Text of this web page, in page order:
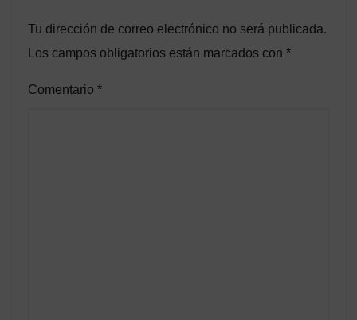
Tu dirección de correo electrónico no será publicada.
Los campos obligatorios están marcados con *
Comentario *